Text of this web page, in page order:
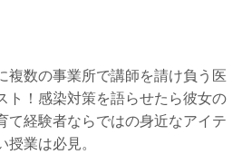
複数の事業所で講師を請け負う医
ト！感染対策を語らせたら彼女の
て経験者ならではの身近なアイテ
授業は必見。